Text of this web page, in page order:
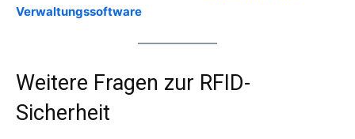
Verwaltungssoftware
Weitere Fragen zur RFID-
Sicherheit